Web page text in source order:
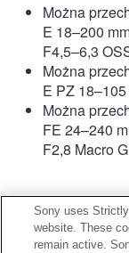
Można
E 18–200
F4,5–6,3
Można
E PZ
Można
FE 24–240
F2,8 Macro
Sony uses
website. These
remain active.